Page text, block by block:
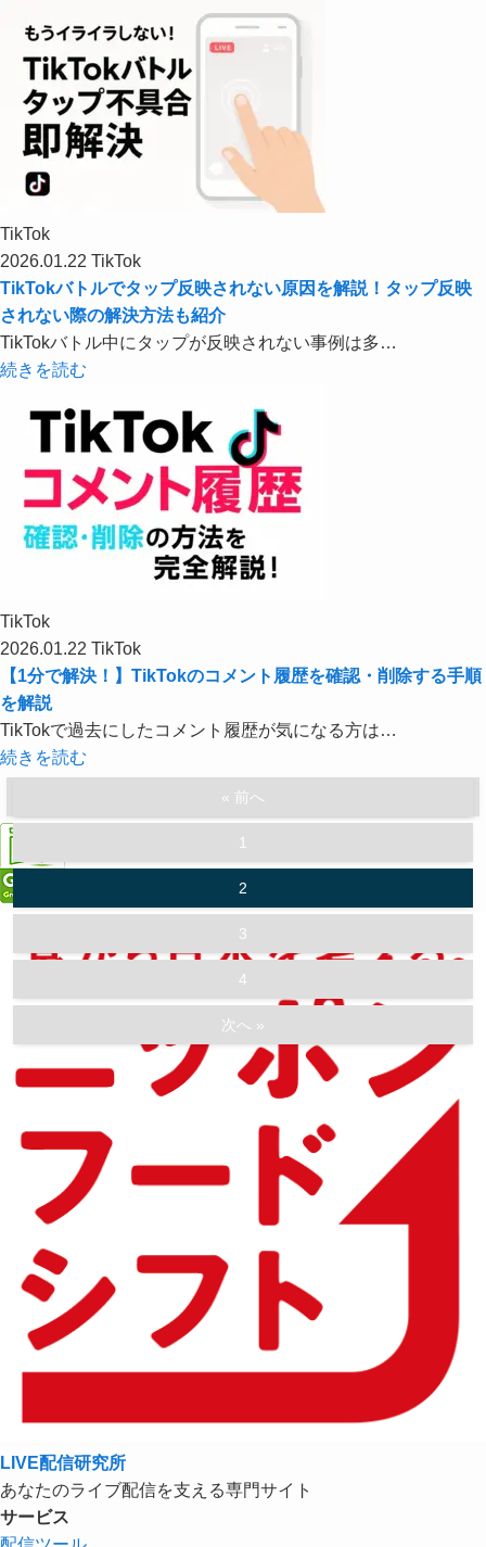
TikTok
2026.01.22 TikTok
TikTokバトルでタップ反映されない原因を解説！タップ反映
されない際の解決方法も紹介
TikTokバトル中にタップが反映されない事例は多…
続きを読む
TikTok
2026.01.22 TikTok
【1分で解決！】TikTokのコメント履歴を確認・削除する手順
を解説
TikTokで過去にしたコメント履歴が気になる方は…
続きを読む
« 前へ
1
2
3
4
次へ »
LIVE配信研究所
あなたのライブ配信を支える専門サイト
サービス